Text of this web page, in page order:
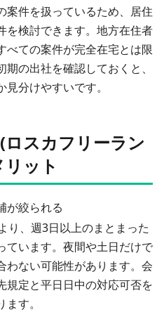
案件を扱っているため、居住
を検討できます。地方在住者
べての案件が完全在宅とは限
の出社を確認しておくと、
分けやすいです。
スカフリーラン
ット
が絞られる
り、週3日以上のまとまった
ています。夜間や土日だけで
わない可能性があります。会
規定と平日日中の対応可否を
す。